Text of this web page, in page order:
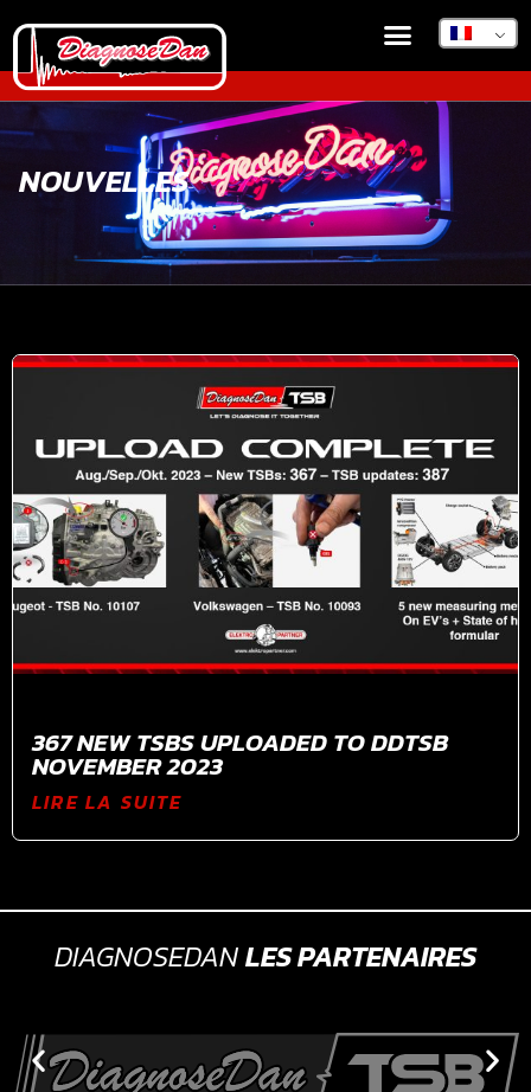
NOUVELLES
367 NEW TSBS UPLOADED TO DDTSB
NOVEMBER 2023
LIRE LA SUITE
DIAGNOSEDANLES PARTENAIRES